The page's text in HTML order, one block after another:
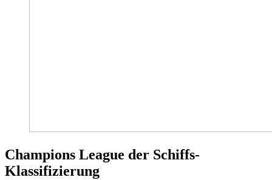
Champions League der Schiffs-
Klassifizierung